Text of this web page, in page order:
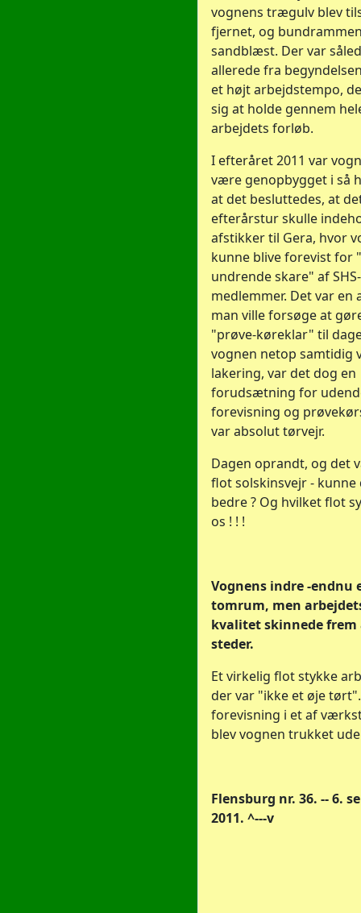
vognens trægulv blev
fjernet, og
sandblæst. Der var
allerede fra
et højt arbejdstempo,
sig at holde gennem
arbejdets forløb.
I efteråret 2011 var
være genopbygget i så
at det besluttedes, at
efterårstur skulle
afstikker til Gera, hvor
kunne blive forevist for
undrende skare" af SHS-
medlemmer. Det var en
man ville forsøge at
"prøve-køreklar" til
vognen netop samtidig
lakering, var det dog en
forudsætning for
forevisning og
var absolut tørvejr.
Dagen oprandt, og det
flot solskinsvejr -
bedre ? Og hvilket flot
os ! ! !
Vognens indre -endnu
tomrum, men
kvalitet skinnede frem
steder.
Et virkelig flot stykke
der var "ikke et øje
forevisning i et af
blev vognen trukket
Flensburg nr. 36. -- 6.
2011. ^---v